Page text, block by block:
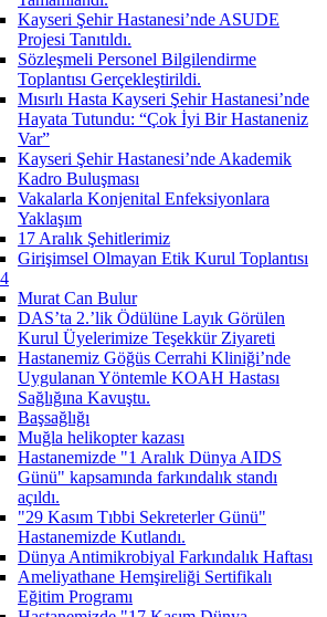
Kayseri Şehir Hastanesi’nde ASUDE
Projesi Tanıtıldı.
Sözleşmeli Personel Bilgilendirme
Toplantısı Gerçekleştirildi.
Mısırlı Hasta Kayseri Şehir Hastanesi’nde
Hayata Tutundu: “Çok İyi Bir Hastaneniz
Var”
Kayseri Şehir Hastanesi’nde Akademik
Kadro Buluşması
Vakalarla Konjenital Enfeksiyonlara
Yaklaşım
17 Aralık Şehitlerimiz
Girişimsel Olmayan Etik Kurul Toplantısı
Murat Can Bulur
DAS’ta 2.’lik Ödülüne Layık Görülen
Kurul Üyelerimize Teşekkür Ziyareti
Hastanemiz Göğüs Cerrahi Kliniği’nde
Uygulanan Yöntemle KOAH Hastası
Sağlığına Kavuştu.
Başsağlığı
Muğla helikopter kazası
Hastanemizde "1 Aralık Dünya AIDS
Günü" kapsamında farkındalık standı
açıldı.
"29 Kasım Tıbbi Sekreterler Günü"
Hastanemizde Kutlandı.
Dünya Antimikrobiyal Farkındalık Haftası
Ameliyathane Hemşireliği Sertifikalı
Eğitim Programı